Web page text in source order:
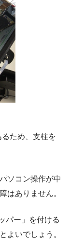
ため、支柱を
ソコン操作が中
はありません。
パー」を付ける
よいでしょう。